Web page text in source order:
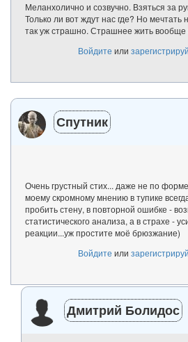
Меланхолично и созвучно. Взяться за
Только ли вот ждут нас где? Но мечтать
так уж страшно. Страшнее жить вообще
Войдите или
Спутник
Очень грустный стих... даже не по
моему скромному мнению в тупике
пробить стену, в повторной ошибке -
статистического анализа, а в страхе -
реакции...уж простите моё брюзжание)
Войдите или
Дмитрий Болидос